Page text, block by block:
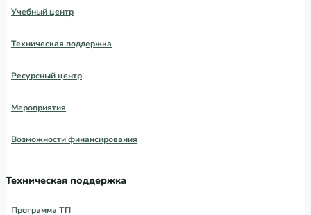
Учебный центр
Техническая поддержка
Ресурсный центр
Мероприятия
Возможности финансирования
Техническая поддержка
Программа ТП